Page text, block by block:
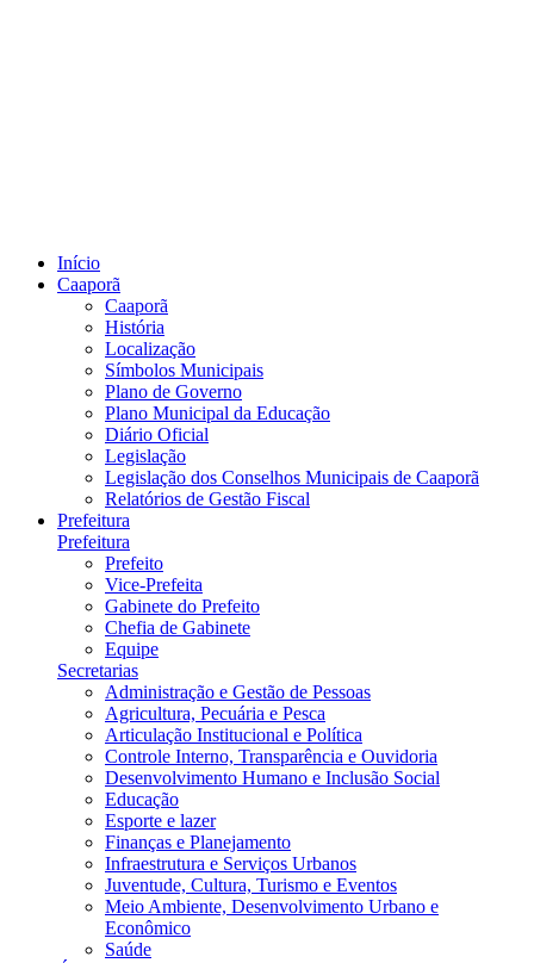
Início
Caaporã
Caaporã
História
Localização
Símbolos Municipais
Plano de Governo
Plano Municipal da Educação
Diário Oficial
Legislação
Legislação dos Conselhos Municipais de Caaporã
Relatórios de Gestão Fiscal
Prefeitura
Prefeitura
Prefeito
Vice-Prefeita
Gabinete do Prefeito
Chefia de Gabinete
Equipe
Secretarias
Administração e Gestão de Pessoas
Agricultura, Pecuária e Pesca
Articulação Institucional e Política
Controle Interno, Transparência e Ouvidoria
Desenvolvimento Humano e Inclusão Social
Educação
Esporte e lazer
Finanças e Planejamento
Infraestrutura e Serviços Urbanos
Juventude, Cultura, Turismo e Eventos
Meio Ambiente, Desenvolvimento Urbano e
Econômico
Saúde